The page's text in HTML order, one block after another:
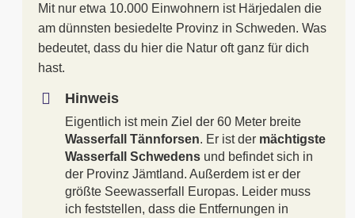
Mit nur etwa 10.000 Einwohnern ist Härjedalen die
am dünnsten besiedelte Provinz in Schweden. Was
bedeutet, dass du hier die Natur oft ganz für dich
hast.
Hinweis
Eigentlich ist mein Ziel der 60 Meter breite
Wasserfall Tännforsen. Er ist der mächtigste
Wasserfall Schwedens und befindet sich in
der Provinz Jämtland. Außerdem ist er der
größte Seewasserfall Europas. Leider muss
ich feststellen, dass die Entfernungen in